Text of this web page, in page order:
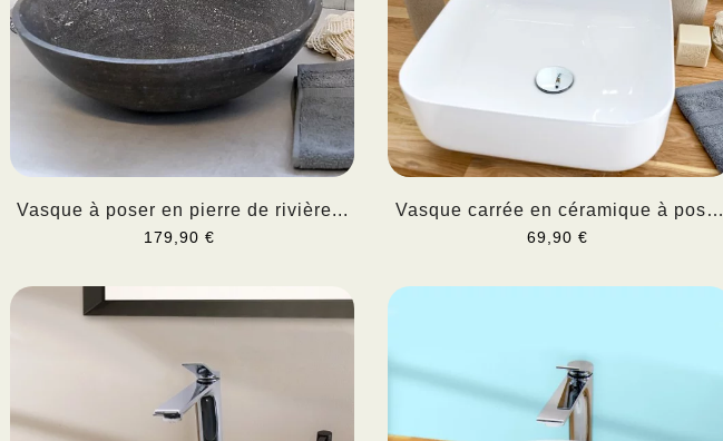
Vasque à poser en pierre de rivière...
179,90 €
Vasque carrée en céramique à poser
AMALI
69,90 €